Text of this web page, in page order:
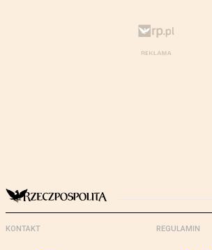
KONTAKT REGULAMIN